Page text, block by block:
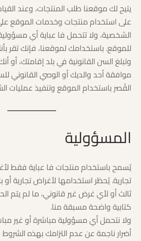
يتيح لك موقعنا طلب المنتجات، وعند
على استخدام منتجات وخدمات الموقع
الشخصية، ولا تتحمل فا عباية أي
للموقع. باستخدامك لموقعنا، فإنك تقر
وتبلغ السن القانونية في بلد إقامتك،
موافقة أحد والديك أو الوصي القانوني
القُصر باستخدام الموقع وتنفيذ عمليات
المسؤولية
يُسمح باستخدام منتجات فا عباية فقط
تجارية. يُحظر استخدامها لأغراض تجارية
ثالث أو لأي غرض غير قانوني، ما لم يتم
كتابية واضحة مسبقة منا.
ولا نتحمل أي مسؤولية مباشرة أو غير
أضرار ناجمة عن عدم التزامك بهذه الشروط